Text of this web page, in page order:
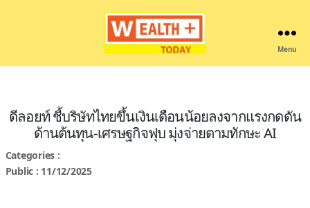
Menu
ดีลอยท์ ชี้บริษัทไทยขึ้นเงินเดือนน้อยลงจากแรงกดดัน
ด้านต้นทุน-เศรษฐกิจฟุบ มุ่งจ่ายตามทักษะ AI
Categories :
Public : 11/12/2025